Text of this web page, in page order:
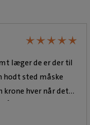
er også hendes
Hun brænder
glæde, ro og
bedst mulige
bringer stor
Erfaring:
★★★★★
★★★★★
læger de er der til
hodt sted måske
krone hver når det